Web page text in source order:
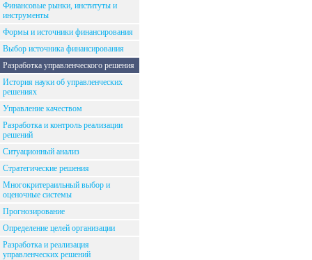
Финансовые рынки, институты и
инструменты
Формы и источники финансирования
Выбор источника финансирования
Разработка управленческого решения
История науки об управленческих
решениях
Управление качеством
Разработка и контроль реализации
решений
Ситуационный анализ
Стратегические решения
Многокритераильный выбор и
оценочные системы
Прогнозирование
Определение целей организации
Разработка и реализация
управленческих решений